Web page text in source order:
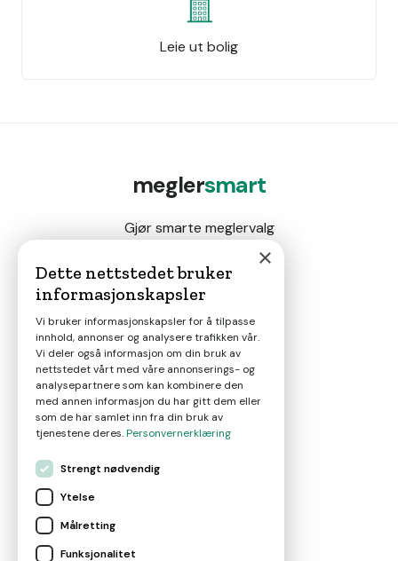
Leie ut bolig
meglersmart
Gjør smarte meglervalg
Magasin
Nyheter
Om oss
×
Dette nettstedet bruker
informasjonskapsler
Vi bruker informasjonskapsler for å tilpasse
innhold, annonser og analysere trafikken vår.
Vi deler også informasjon om din bruk av
nettstedet vårt med våre annonserings- og
analysepartnere som kan kombinere den
med annen informasjon du har gitt dem eller
som de har samlet inn fra din bruk av
tjenestene deres.Personvernerklæring
Strengt nødvendig
Ytelse
Målretting
Funksjonalitet